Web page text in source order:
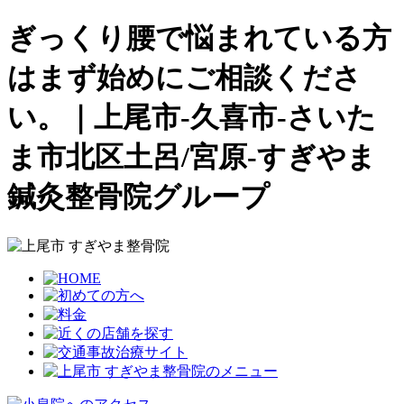
ぎっくり腰で悩まれている方
はまず始めにご相談くださ
い。｜上尾市-久喜市-さいた
ま市北区土呂/宮原-すぎやま
鍼灸整骨院グループ